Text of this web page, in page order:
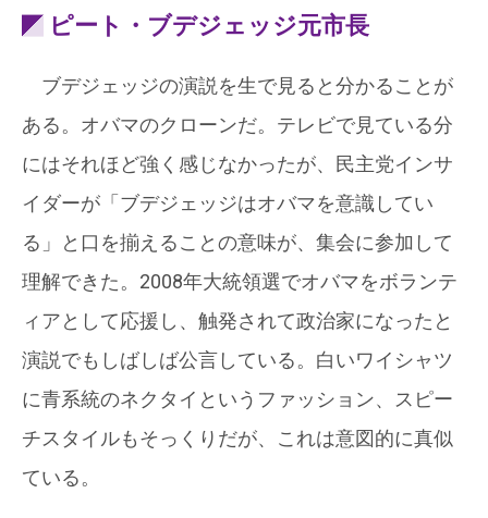
ピート・ブデジェッジ元市長
ブデジェッジの演説を生で見ると分かることが
ある。オバマのクローンだ。テレビで見ている分
にはそれほど強く感じなかったが、民主党インサ
イダーが「ブデジェッジはオバマを意識してい
る」と口を揃えることの意味が、集会に参加して
理解できた。2008年大統領選でオバマをボランテ
ィアとして応援し、触発されて政治家になったと
演説でもしばしば公言している。白いワイシャツ
に青系統のネクタイというファッション、スピー
チスタイルもそっくりだが、これは意図的に真似
ている。